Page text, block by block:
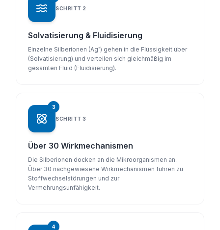
SCHRITT 2
Solvatisierung & Fluidisierung
Einzelne Silberionen (Ag⁺) gehen in die Flüssigkeit über
(Solvatisierung) und verteilen sich gleichmäßig im
gesamten Fluid (Fluidisierung).
3
SCHRITT 3
Über 30 Wirkmechanismen
Die Silberionen docken an die Mikroorganismen an.
Über 30 nachgewiesene Wirkmechanismen führen zu
Stoffwechselstörungen und zur
Vermehrungsunfähigkeit.
4